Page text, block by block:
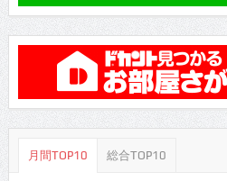
月間TOP10 総合TOP10